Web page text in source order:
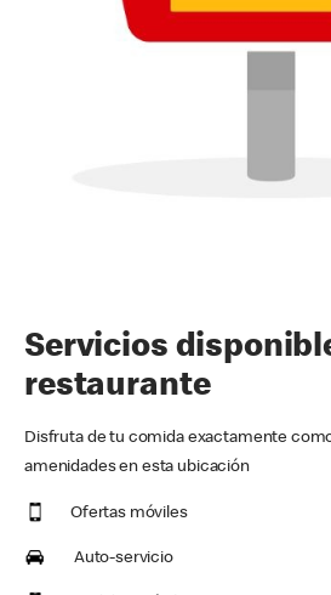
Servicios
restaurante
Disfruta de tu comida exactamente
amenidades en esta ubicación
Ofertas móviles
Auto-servicio